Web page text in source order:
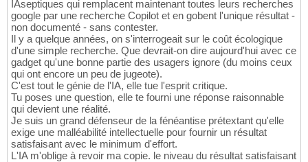
IAseptiques qui remplacent maintenant toutes leurs recherches
google par une recherche Copilot et en gobent l'unique résultat -
non documenté - sans contester.
Il y a quelque années, on s'interrogeait sur le coût écologique
d'une simple recherche. Que devrait-on dire aujourd'hui avec ce
gadget qu'une bonne partie des usagers ignore (du moins ceux
qui ont encore un peu de jugeote).
C'est tout le génie de l'IA, elle tue l'esprit critique.
Tu poses une question, elle te fourni une réponse raisonnable
qui devient une réalité.
Je suis un grand défenseur de la fénéantise prétextant qu'elle
exige une malléabilité intellectuelle pour fournir un résultat
satisfaisant avec le minimum d'effort.
L'IA m'oblige à revoir ma copie. le niveau du résultat satisfaisant